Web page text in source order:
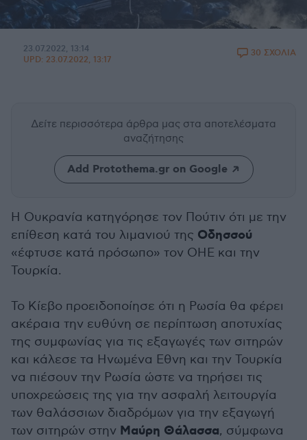
23.07.2022, 13:14
UPD: 23.07.2022, 13:17
30 ΣΧΟΛΙΑ
Δείτε περισσότερα άρθρα μας στα αποτελέσματα
αναζήτησης
Add Protothema.gr on Google
Η Ουκρανία κατηγόρησε τον Πούτιν ότι με την
επίθεση κατά του λιμανιού της Οδησσού
«έφτυσε κατά πρόσωπο» τον ΟΗΕ και την
Τουρκία.
Το Κίεβο προειδοποίησε ότι η Ρωσία θα φέρει
ακέραια την ευθύνη σε περίπτωση αποτυχίας
της συμφωνίας για τις εξαγωγές των σιτηρών
και κάλεσε τα Ηνωμένα Εθνη και την Τουρκία
να πιέσουν την Ρωσία ώστε να τηρήσει τις
υποχρεώσεις της για την ασφαλή λειτουργία
των θαλάσσιων διαδρόμων για την εξαγωγή
των σιτηρών στην Μαύρη Θάλασσα, σύμφωνα